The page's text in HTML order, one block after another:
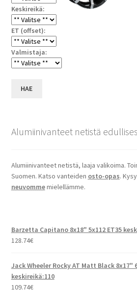
Keskireikä:
ET (offset):
Valmistaja:
HAE
Alumiinivanteet netistä
Alumiinivanteet netistä, laaja valikoima.
Suomen. Katso vanteiden osto-opas.
neuvommemielellämme.
Barzetta Capitano 8x18" 5x112 ET35
128.74€
Jack Wheeler Rocky AT Matt Black 8x17"
keskireikä:110
109.74€